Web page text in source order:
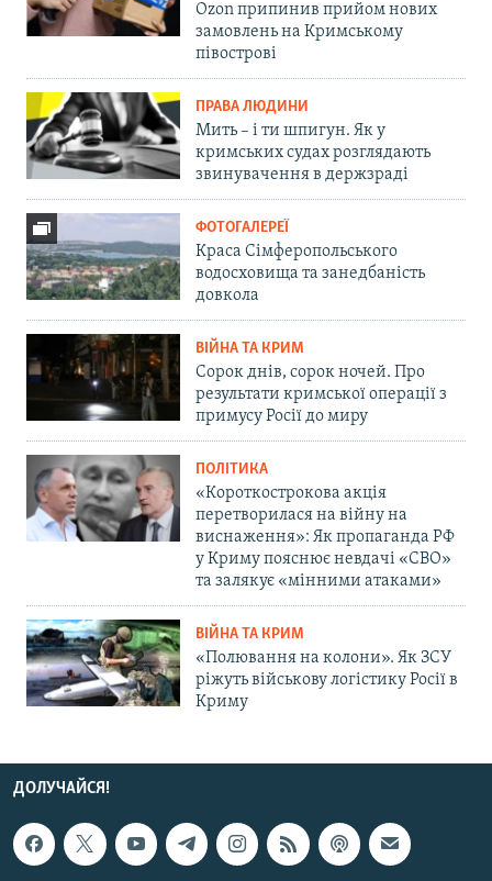
Ozon припинив прийом нових
замовлень на Кримському
півострові
ПРАВА ЛЮДИНИ
Мить – і ти шпигун. Як у
кримських судах розглядають
звинувачення в держзраді
ФОТОГАЛЕРЕЇ
Краса Сімферопольського
водосховища та занедбаність
довкола
ВІЙНА ТА КРИМ
Сорок днів, сорок ночей. Про
результати кримської операції з
примусу Росії до миру
ПОЛІТИКА
«Короткострокова акція
перетворилася на війну на
виснаження»: Як пропаганда РФ
у Криму пояснює невдачі «СВО»
та залякує «мінними атаками»
ВІЙНА ТА КРИМ
«Полювання на колони». Як ЗСУ
ріжуть військову логістику Росії в
Криму
ДОЛУЧАЙСЯ!